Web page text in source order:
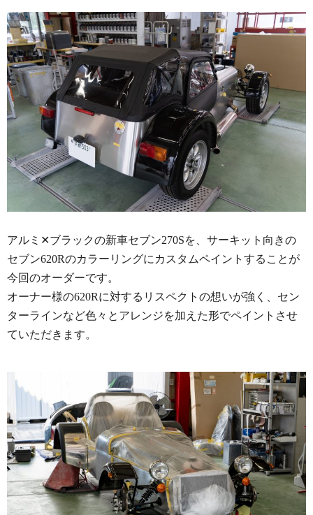
アルミ✕ブラックの新車セブン270Sを、サーキット向きの
セブン620Rのカラーリングにカスタムペイントすることが
今回のオーダーです。
オーナー様の620Rに対するリスペクトの想いが強く、セン
ターラインなど色々とアレンジを加えた形でペイントさせ
ていただきます。